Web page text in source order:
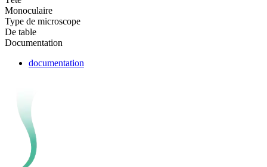
Monoculaire
Type de microscope
De table
Documentation
documentation